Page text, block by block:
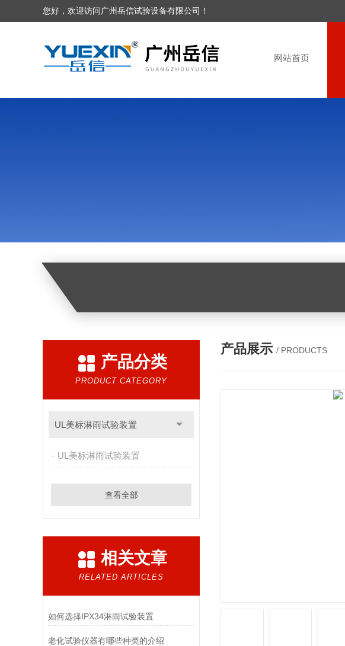
您好，欢迎访问广州岳信试验设备有限公司！
网站首页
产品分类
PRODUCT CATEGORY
UL美标淋雨试验装置
UL美标淋雨试验装置
查看全部
相关文章
RELATED ARTICLES
如何选择IPX34淋雨试验装置
老化试验仪器有哪些种类的介绍
产品展示 / PRODUCTS